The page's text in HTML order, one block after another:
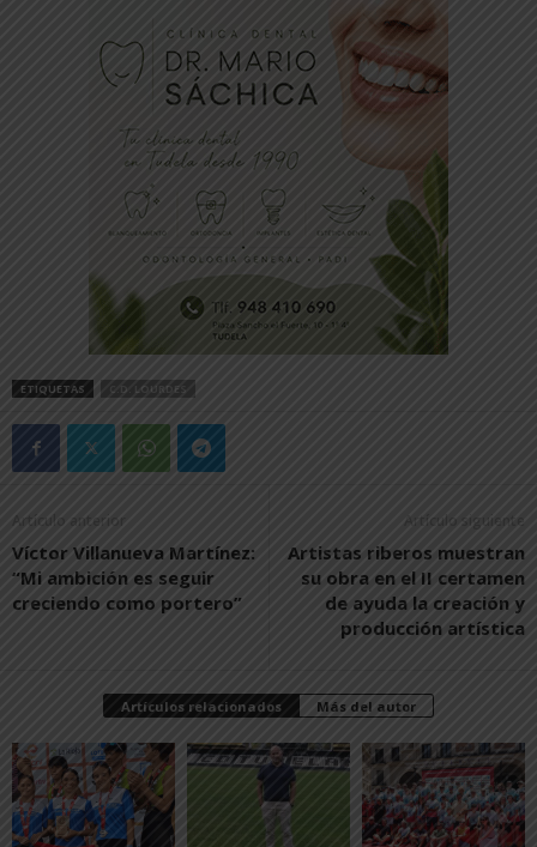
ETIQUETAS C.D. LOURDES
Artículo anterior
Víctor Villanueva Martínez:
“Mi ambición es seguir
creciendo como portero”
Artículo siguiente
Artistas riberos muestran
su obra en el II certamen
de ayuda la creación y
producción artística
Artículos relacionados Más del autor